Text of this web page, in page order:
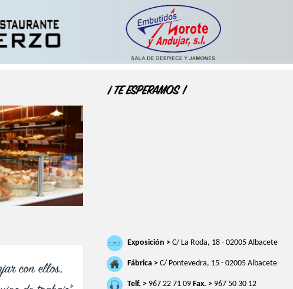
con ellos,
¡ TE ESPERAMOS !
Exposición > C/ La Roda, 18 - 02005 Albacete
Fábrica > C/ Pontevedra, 15 - 02005 Albacete
Telf. > 967 22 71 09 Fax. > 967 50 30 12